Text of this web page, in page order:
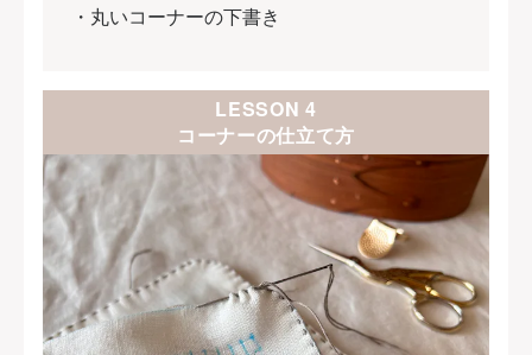
・丸いコーナーの下書き
LESSON 4
コーナーの仕立て方